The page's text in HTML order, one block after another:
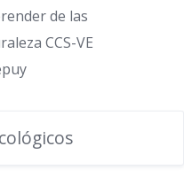
de las
CCS-VE